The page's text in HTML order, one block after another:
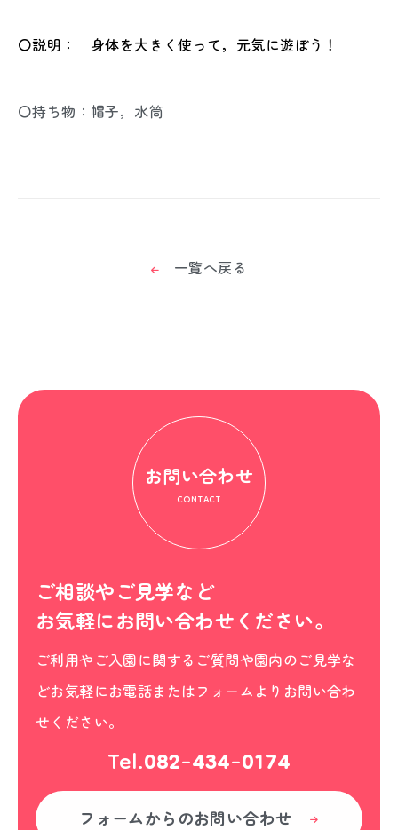
〇説明： 身体を大きく使って，元気に遊ぼう！
〇持ち物：帽子，水筒
一覧へ戻る
お問い合わせ
CONTACT
ご相談やご見学など
お気軽にお問い合わせください。
ご利用やご入園に関するご質問や園内のご見学な
どお気軽にお電話またはフォームよりお問い合わ
せください。
Tel.082-434-0174
フォームからのお問い合わせ